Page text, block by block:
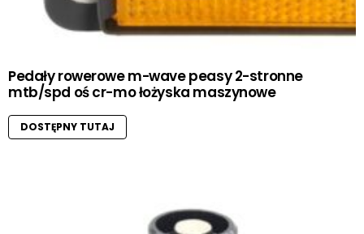
Pedały rowerowe m-wave peasy 2-stronne
mtb/spd oś cr-mo łożyska maszynowe
DOSTĘPNY TUTAJ